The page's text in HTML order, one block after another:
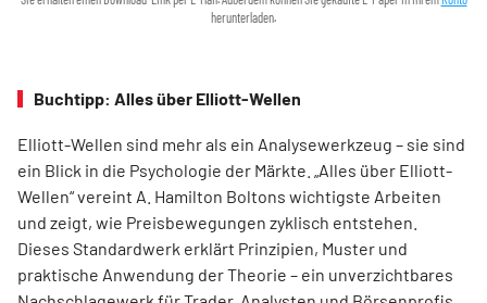
herunterladen.
Buchtipp: Alles über Elliott-Wellen
Elliott-Wellen sind mehr als ein Analysewerkzeug – sie sind
ein Blick in die Psychologie der Märkte. „Alles über Elliott-
Wellen“ vereint A. Hamilton Boltons wichtigste Arbeiten
und zeigt, wie Preisbewegungen zyklisch entstehen.
Dieses Standardwerk erklärt Prinzipien, Muster und
praktische Anwendung der Theorie – ein unverzichtbares